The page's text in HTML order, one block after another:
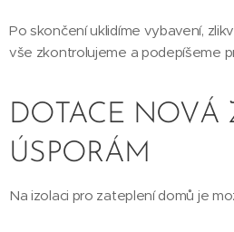
Po skončení uklidíme vybavení,
vše zkontrolujeme a podepíšeme
DOTACE NOVÁ
ÚSPORÁM
Na izolaci pro zateplení domů je